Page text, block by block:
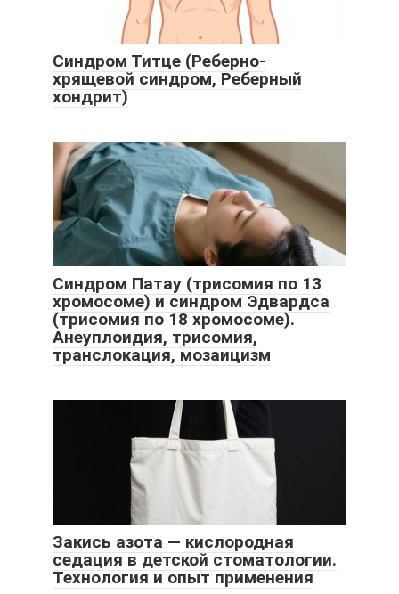
Синдром Титце (Реберно-
хрящевой синдром, Реберный
хондрит)
Синдром Патау (трисомия по 13
хромосоме) и синдром Эдвардса
(трисомия по 18 хромосоме).
Анеуплоидия, трисомия,
транслокация, мозаицизм
Закись азота — кислородная
седация в детской стоматологии.
Технология и опыт применения